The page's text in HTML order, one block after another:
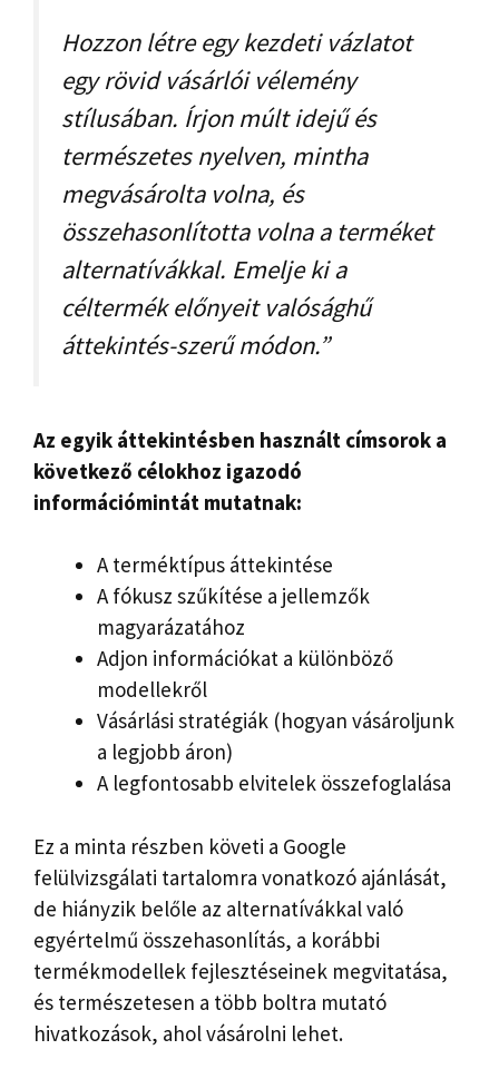
Hozzon létre egy kezdeti vázlatot
egy rövid vásárlói vélemény
stílusában. Írjon múlt idejű és
természetes nyelven, mintha
megvásárolta volna, és
összehasonlította volna a terméket
alternatívákkal. Emelje ki a
céltermék előnyeit valósághű
áttekintés-szerű módon.”
Az egyik áttekintésben használt címsorok a
következő célokhoz igazodó
információmintát mutatnak:
A terméktípus áttekintése
A fókusz szűkítése a jellemzők
magyarázatához
Adjon információkat a különböző
modellekről
Vásárlási stratégiák (hogyan vásároljunk
a legjobb áron)
A legfontosabb elvitelek összefoglalása
Ez a minta részben követi a Google
felülvizsgálati tartalomra vonatkozó ajánlását,
de hiányzik belőle az alternatívákkal való
egyértelmű összehasonlítás, a korábbi
termékmodellek fejlesztéseinek megvitatása,
és természetesen a több boltra mutató
hivatkozások, ahol vásárolni lehet.